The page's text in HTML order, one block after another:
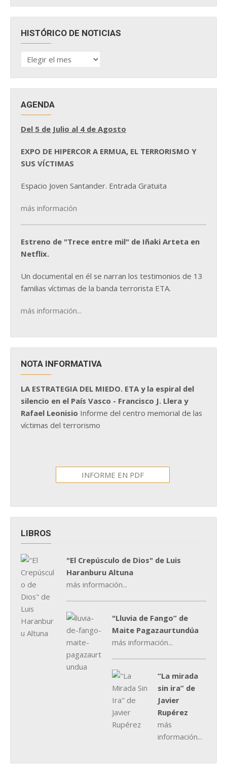
HISTÓRICO DE NOTICIAS
HISTÓRICO
DE
AGENDA
Del 5 de Julio al 4 de Agosto
EXPO DE HIPERCOR A ERMUA, EL TERRORISMO Y
SUS VÍCTIMAS
Espacio Joven Santander. Entrada Gratuita
más información
Estreno de "Trece entre mil" de Iñaki Arteta en
Netflix.
Un documental en él se narran los testimonios de 13
familias víctimas de la banda terrorista ETA.
más información...
NOTA INFORMATIVA
LA ESTRATEGIA DEL MIEDO. ETA y la espiral del
silencio en el País Vasco - Francisco J. Llera y
Rafael Leonisio Informe del centro memorial de las
víctimas del terrorismo
INFORME EN PDF
LIBROS
"El Crepúsculo de Dios" de Luis
Haranburu Altuna
más información...
"Lluvia de Fango” de
Maite Pagazaurtundúa
más información...
“La mirada
sin ira” de
Javier
Rupérez
más
información...